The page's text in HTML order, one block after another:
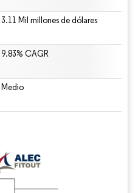
3.11 Mil millones de dólares
9.83% CAGR
Medio
requiere atribución según CC BY 4.0.